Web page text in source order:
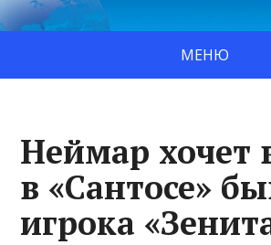
МЕНЮ
Неймар хочет
в «Сантосе»
игрока